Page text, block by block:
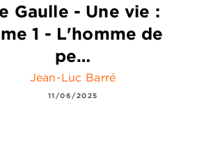
Gaulle - Une vie :
1 - L'homme de
pe…
Jean-Luc Barré
11/06/2025